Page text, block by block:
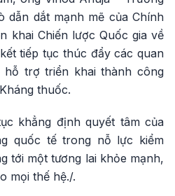
dẫn dắt mạnh mẽ của Chính
khai Chiến lược Quốc gia về
tiếp tục thúc đẩy các quan
hỗ trợ triển khai thành công
thuốc.
khẳng định quyết tâm của
quốc tế trong nỗ lực kiểm
tới một tương lai khỏe mạnh,
mọi thế hệ./.